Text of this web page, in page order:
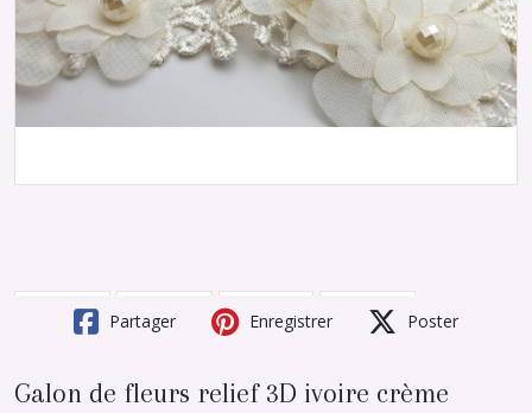
Partager Enregistrer Poster
Galon de fleurs relief 3D ivoire crème